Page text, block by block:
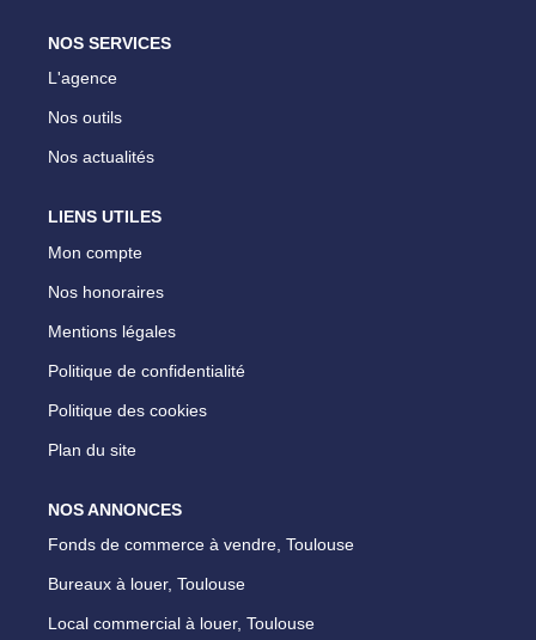
NOS SERVICES
L'agence
Nos outils
Nos actualités
LIENS UTILES
Mon compte
Nos honoraires
Mentions légales
Politique de confidentialité
Politique des cookies
Plan du site
NOS ANNONCES
Fonds de commerce à vendre, Toulouse
Bureaux à louer, Toulouse
Local commercial à louer, Toulouse